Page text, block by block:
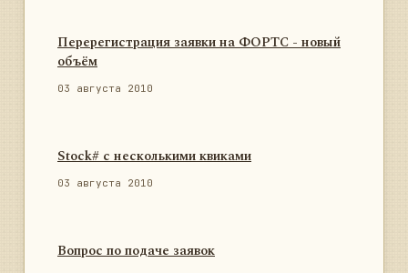
Перерегистрация заявки на ФОРТС - новый
объём
03 августа 2010
Stock# с несколькими квиками
03 августа 2010
Вопрос по подаче заявок